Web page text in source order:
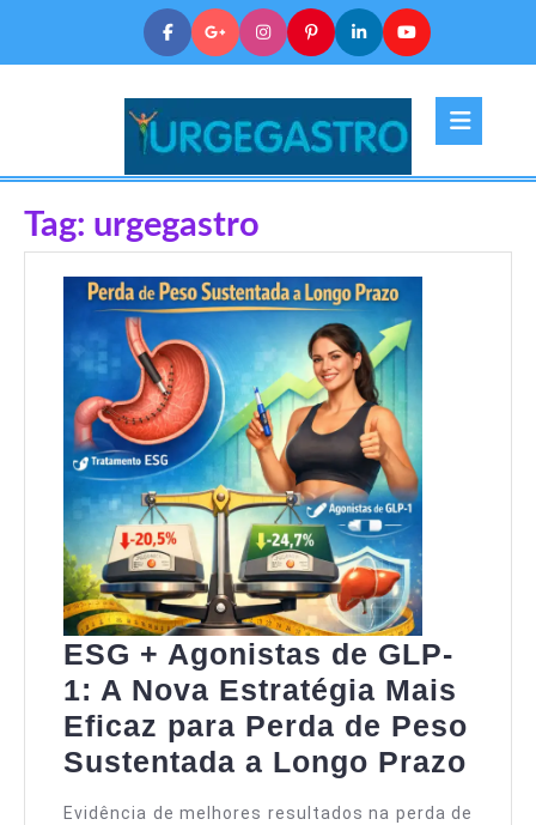
Tag: urgegastro
ESG + Agonistas de GLP-
1: A Nova Estratégia Mais
Eficaz para Perda de Peso
Sustentada a Longo Prazo
Evidência de melhores resultados na perda de